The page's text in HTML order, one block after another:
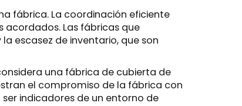
fábrica. La coordinación eficiente
acordados. Las fábricas que
escasez de inventario, que son
una fábrica de cubierta de
el compromiso de la fábrica con
indicadores de un entorno de